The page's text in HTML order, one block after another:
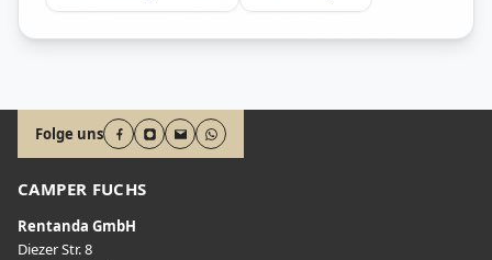
Folge uns
CAMPER FUCHS
Rentanda GmbH
Diezer Str. 8